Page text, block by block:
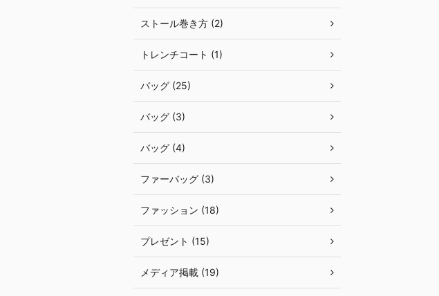
ストール巻き方 (2)
トレンチコート (1)
バッグ (25)
バッグ (3)
バッグ (4)
ファーバッグ (3)
ファッション (18)
プレゼント (15)
メディア掲載 (19)